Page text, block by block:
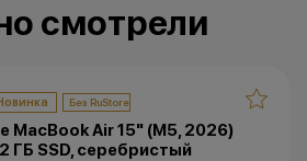
смотрели
MacBook Air 15" (M5, 2026)
ГБ SSD, серебристый